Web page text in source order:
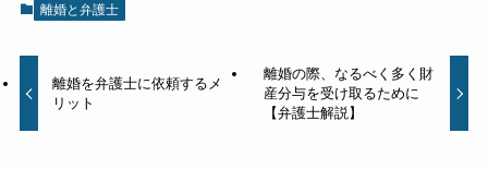
離婚と弁護士
離婚を弁護士に依頼するメ
リット
離婚の際、なるべく多く財
産分与を受け取るために
【弁護士解説】